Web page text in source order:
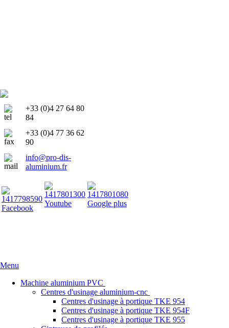
+33 (0)4 27 64 80
84
+33 (0)4 77 36 62
90
info@pro-dis-
aluminium.fr
Menu
Machine aluminium PVC
Centres d'usinage aluminium-cnc
Centres d'usinage à portique TKE 954
Centres d'usinage à portique TKE 954F
Centres d'usinage à portique TKE 955